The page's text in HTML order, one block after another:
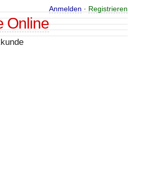
Online
Anmelden · Registrieren